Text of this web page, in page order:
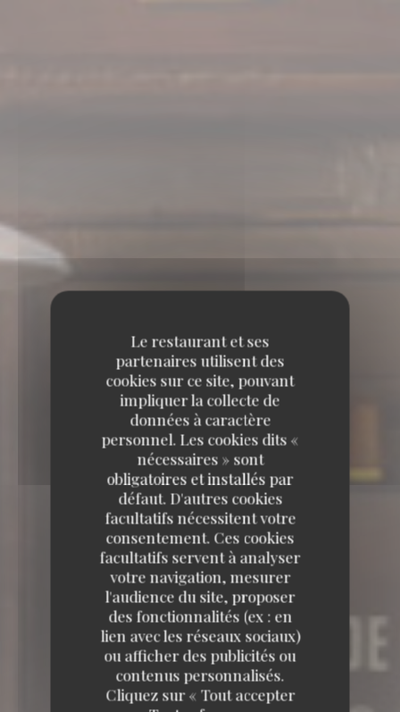
Le restaurant et ses
partenaires utilisent des
cookies sur ce site, pouvant
impliquer la collecte de
données à caractère
personnel. Les cookies dits «
nécessaires » sont
obligatoires et installés par
défaut. D'autres cookies
facultatifs nécessitent votre
consentement. Ces cookies
facultatifs servent à analyser
votre navigation, mesurer
l'audience du site, proposer
des fonctionnalités (ex : en
lien avec les réseaux sociaux)
ou afficher des publicités ou
contenus personnalisés.
Cliquez sur « Tout accepter